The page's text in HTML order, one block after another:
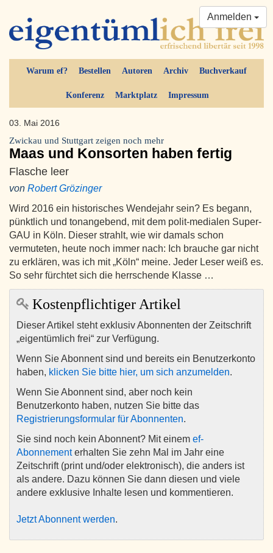
Warum ef? Bestellen Autoren Archiv Buchverkauf
Konferenz Marktplatz Impressum
Anmelden
03. Mai 2016
Zwickau und Stuttgart zeigen noch mehr
Maas und Konsorten haben fertig
Flasche leer
von Robert Grözinger
Wird 2016 ein historisches Wendejahr sein? Es begann,
pünktlich und tonangebend, mit dem polit-medialen Super-
GAU in Köln. Dieser strahlt, wie wir damals schon
vermuteten, heute noch immer nach: Ich brauche gar nicht
zu erklären, was ich mit „Köln“ meine. Jeder Leser weiß es.
So sehr fürchtet sich die herrschende Klasse …
Kostenpflichtiger Artikel
Dieser Artikel steht exklusiv Abonnenten der Zeitschrift
„eigentümlich frei“ zur Verfügung.
Wenn Sie Abonnent sind und bereits ein Benutzerkonto
haben, klicken Sie bitte hier, um sich anzumelden.
Wenn Sie Abonnent sind, aber noch kein
Benutzerkonto haben, nutzen Sie bitte das
Registrierungsformular für Abonnenten.
Sie sind noch kein Abonnent? Mit einem ef-
Abonnementerhalten Sie zehn Mal im Jahr eine
Zeitschrift (print und/oder elektronisch), die anders ist
als andere. Dazu können Sie dann diesen und viele
andere exklusive Inhalte lesen und kommentieren.
Jetzt Abonnent werden.